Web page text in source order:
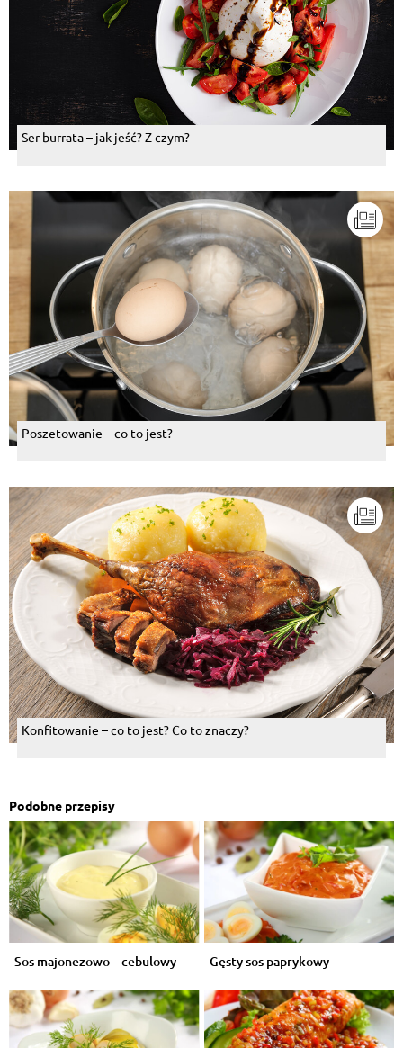
Ser burrata – jak jeść? Z czym?
Poszetowanie – co to jest?
Konfitowanie – co to jest? Co to znaczy?
Podobne przepisy
Sos majonezowo – cebulowy Gęsty sos paprykowy